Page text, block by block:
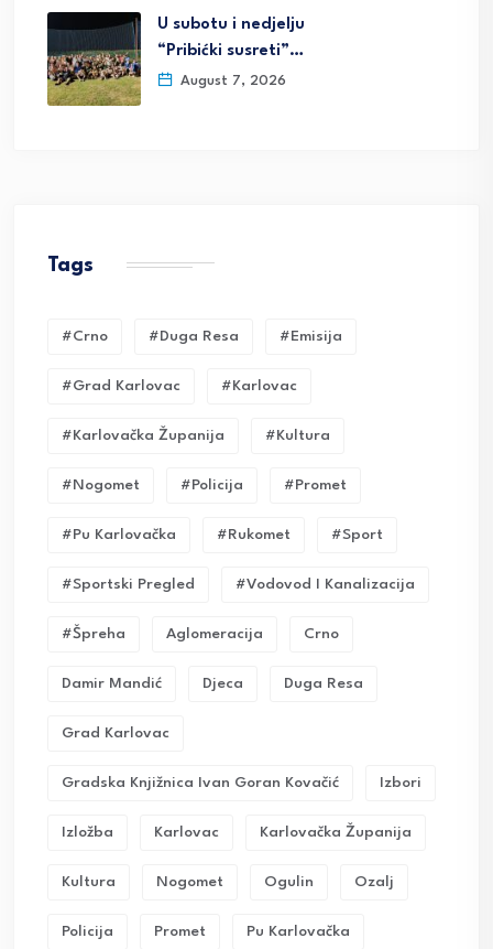
U subotu i nedjelju
“Pribićki susreti”…
August 7, 2026
Tags
#crno #duga Resa #emisija
#grad Karlovac #karlovac
#karlovačka Županija #kultura
#nogomet #policija #promet
#pu Karlovačka #rukomet #sport
#sportski Pregled #vodovod I Kanalizacija
#Špreha Aglomeracija Crno
Damir Mandić Djeca Duga Resa
Grad Karlovac
Gradska Knjižnica Ivan Goran Kovačić Izbori
Izložba Karlovac Karlovačka Županija
Kultura Nogomet Ogulin Ozalj
Policija Promet Pu Karlovačka